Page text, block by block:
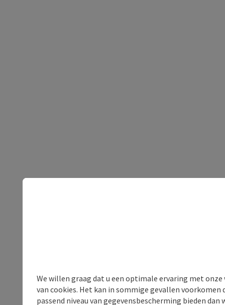
We willen graag dat u een optimale ervaring met
van cookies. Het kan in sommige gevallen voorkomen
passend niveau van gegevensbescherming bieden